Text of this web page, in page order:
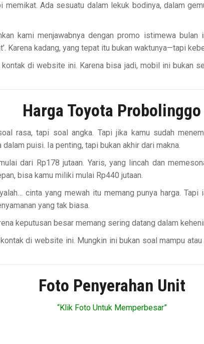
Ada sesuatu dalam lekuk bodinya, dalam
kami menjawabnya dengan promo istimewa bulan
Karena kadang, yang tepat itu bukan waktunya—tapi
di website ini. Karena bisa jadi, mobil ini bukan
Harga Toyota Probolinggo
rasa, tapi soal angka. Tapi jika kamu sudah
puisi. Ia penting, tapi bukan akhir dari makna.
dari Rp178 jutaan. Yaris, yang lincah dan
bisa kamu miliki mulai Rp440 jutaan.
cinta yang mewah itu memang punya harga.
yang tak biasa.
keputusan besar memang sering datang dalam
di website ini. Mungkin ini bukan soal mampu
Foto Penyerahan Unit
“Klik Foto Untuk Memperbesar”